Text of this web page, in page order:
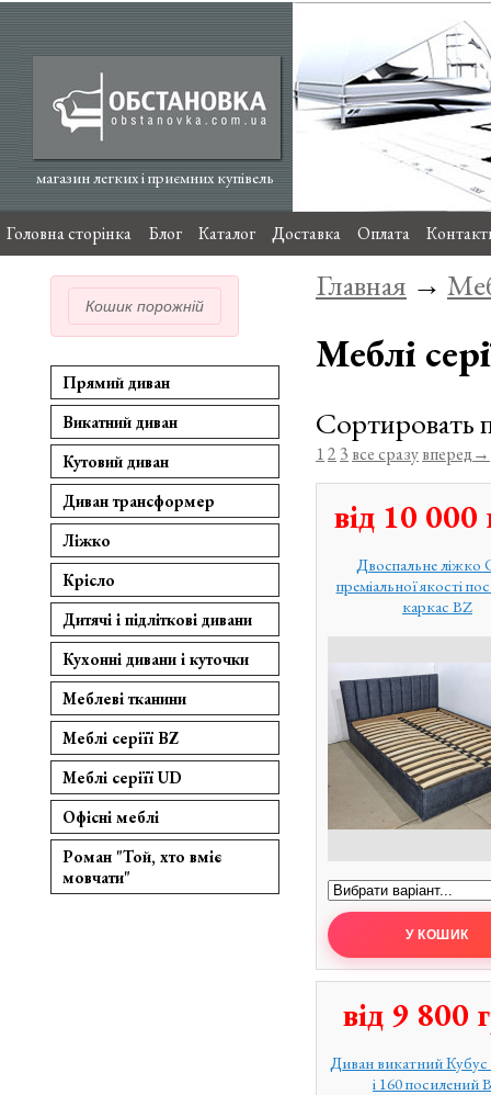
магазин легких і приємних купівель
Головна сторінка Блог Каталог Доставка Оплата
Кошик порожній
Прямий диван
Викатний диван
Кутовий диван
Диван трансформер
Ліжко
Крісло
Дитячі і підліткові дивани
Кухонні дивани і куточки
Меблеві тканини
Меблі серіїї BZ
Меблі серіїї UD
Офісні меблі
Роман "Той, хто вміє
мовчати"
Главная →
Меблі
Сортировать
12 3 все сразувперед→
від 10 000
Двоспальне ліжко
преміальної якості
каркас BZ
від 9 800
Диван викатний Кубус
і 160 посилений